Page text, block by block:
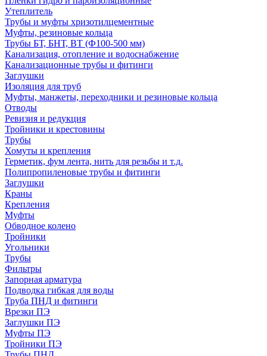
Утеплитель
Трубы и муфты хризотилцементные
Муфты, резиновые кольца
Трубы БТ, БНТ, ВТ (Ф100-500 мм)
Канализация, отопление и водоснабжение
Канализационные трубы и фитинги
Заглушки
Изоляция для труб
Муфты, манжеты, переходники и резиновые кольца
Отводы
Ревизия и редукция
Тройники и крестовины
Трубы
Хомуты и крепления
Герметик, фум лента, нить для резьбы и т.д.
Полипропиленовые трубы и фитинги
Заглушки
Краны
Крепления
Муфты
Обводное колено
Тройники
Угольники
Трубы
Фильтры
Запорная арматура
Подводка гибкая для воды
Труба ПНД и фитинги
Врезки ПЭ
Заглушки ПЭ
Муфты ПЭ
Тройники ПЭ